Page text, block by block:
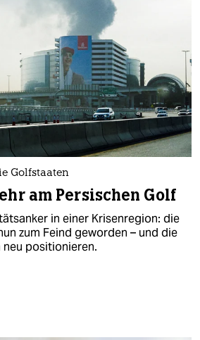
Golfstaaten
am Persischen Golf
in einer Krisenregion: die
zum Feind geworden – und die
positionieren.